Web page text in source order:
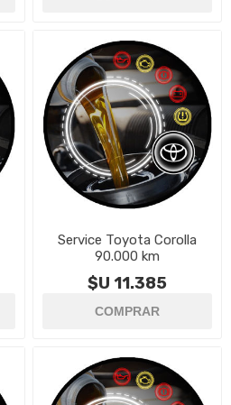
Service Toyota Corolla
90.000 km
$U 11.385